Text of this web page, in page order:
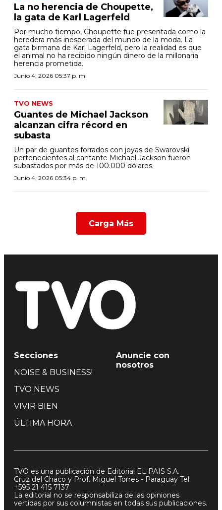
La no herencia de Choupette,
la gata de Karl Lagerfeld
Por mucho tiempo, Choupette fue presentada como la
heredera más inesperada del mundo de la moda. La
gata birmana de Karl Lagerfeld, pero la realidad es que
el animal no ha recibido ningún dinero de la millonaria
herencia prometida.
Junio 4, 2026 05:37 p. m.
TVO NEWS
Guantes de Michael Jackson
alcanzan cifra récord en
subasta
Un par de guantes forrados con joyas de Swarovski
pertenecientes al cantante Michael Jackson fueron
subastados por más de 100.000 dólares.
Junio 4, 2026 05:34 p. m.
Carga Más
Secciones
NOISE & BUSINESS!
TVO NEWS
VIVIR BIEN
ÚLTIMA HORA
Anuncie con
nosotros
TVO es una publicación de Editorial EL PAIS S.A.
Cruz del Chaco y Prof. Miguel Torres - Paraguay Tel.
+595 21 415 7137
La editorial no se responsabiliza de las opiniones
vertidas por sus columnistas en todas sus publicaciones.